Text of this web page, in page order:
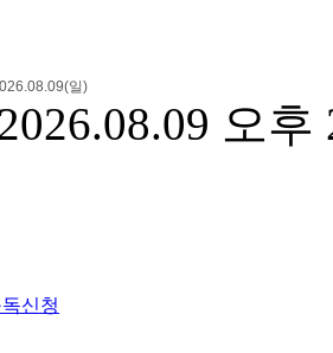
오후
신청
일)